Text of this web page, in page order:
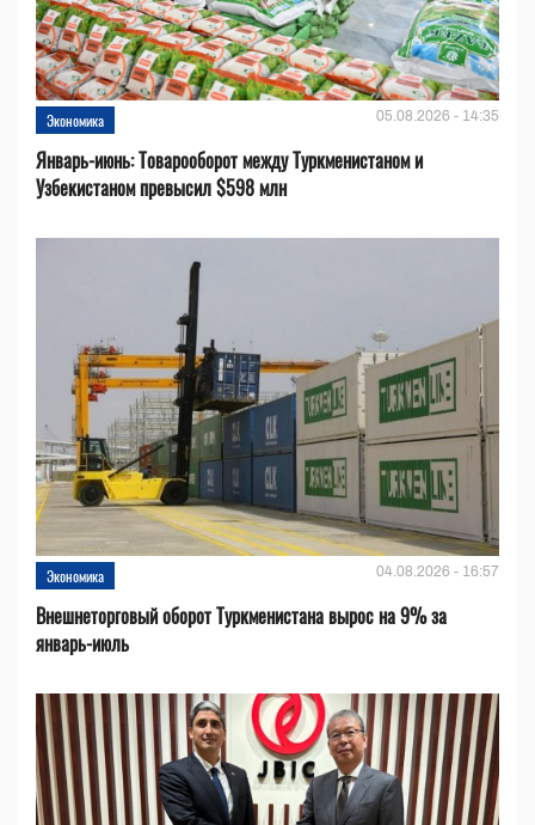
Экономика 05.08.2026 - 14:35
Январь-июнь: Товарооборот между Туркменистаном и
Узбекистаном превысил $598 млн
Экономика 04.08.2026 - 16:57
Внешнеторговый оборот Туркменистана вырос на 9% за
январь-июль